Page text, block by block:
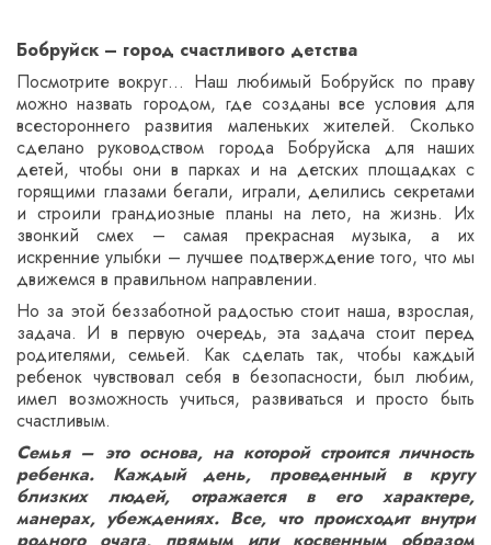
Бобруйск – город счастливого детства
Посмотрите вокруг… Наш любимый Бобруйск по праву
можно назвать городом, где созданы все условия для
всестороннего развития маленьких жителей. Сколько
сделано руководством города Бобруйска для наших
детей, чтобы они в парках и на детских площадках с
горящими глазами бегали, играли, делились секретами
и строили грандиозные планы на лето, на жизнь. Их
звонкий смех – самая прекрасная музыка, а их
искренние улыбки – лучшее подтверждение того, что мы
движемся в правильном направлении.
Но за этой беззаботной радостью стоит наша, взрослая,
задача. И в первую очередь, эта задача стоит перед
родителями, семьей. Как сделать так, чтобы каждый
ребенок чувствовал себя в безопасности, был любим,
имел возможность учиться, развиваться и просто быть
счастливым.
Семья – это основа, на которой строится личность
ребенка. Каждый день, проведенный в кругу
близких людей, отражается в его характере,
манерах, убеждениях. Все, что происходит внутри